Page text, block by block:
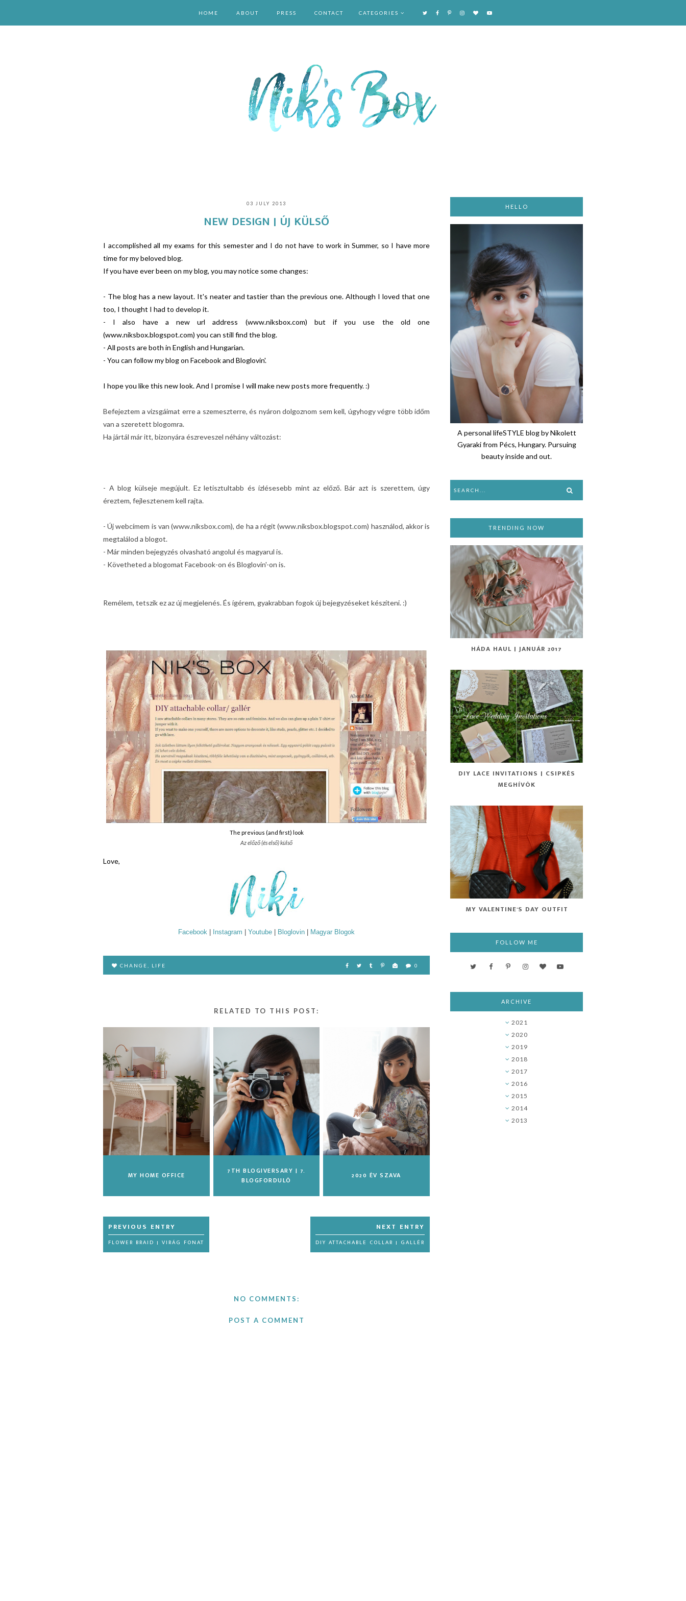
HOME ABOUT PRESS CONTACT CATEGORIES
03 JULY 2013
NEW DESIGN | ÚJ KÜLSŐ
I accomplished all my exams for this semester and I do not have to work in Summer, so I have more
time for my beloved blog.
If you have ever been on my blog, you may notice some changes:
- The blog has a new layout. It's neater and tastier than the previous one. Although I loved that one
too, I thought I had to develop it.
- I also have a new url address (www.niksbox.com) but if you use the old one
(www.niksbox.blogspot.com) you can still find the blog.
- All posts are both in English and Hungarian.
- You can follow my blog on Facebook and Bloglovin'.
I hope you like this new look. And I promise I will make new posts more frequently. :)
Befejeztem a vizsgáimat erre a szemeszterre, és nyáron dolgoznom sem kell, úgyhogy végre több időm
van a szeretett blogomra.
Ha jártál már itt, bizonyára észreveszel néhány változást:
- A blog külseje megújult. Ez letisztultabb és ízlésesebb mint az előző. Bár azt is szerettem, úgy
éreztem, fejlesztenem kell rajta.
- Új webcímem is van (www.niksbox.com), de ha a régit (www.niksbox.blogspot.com) használod, akkor is
megtalálod a blogot.
- Már minden bejegyzés olvasható angolul és magyarul is.
- Követheted a blogomat Facebook-on és Bloglovin'-on is.
Remélem, tetszik ez az új megjelenés. És ígérem, gyakrabban fogok új bejegyzéseket készíteni. :)
The previous (and first) look
Az előző (és első) külső
Love,
Facebook Instagram Youtube Bloglovin Magyar Blogok
CHANGE LIFE 0
RELATED TO THIS POST:
MY HOME OFFICE
7TH BLOGIVERSARY | 7.
BLOGFORDULÓ
2020 ÉV SZAVA
FLOWER BRAID | VIRÁG FONAT DIY ATTACHABLE COLLAR | GALLÉR
NO COMMENTS:
POST A COMMENT
HELLO
A personal lifeSTYLE blog by Nikolett
Gyaraki from Pécs, Hungary. Pursuing
beauty inside and out.
TRENDING NOW
HÁDA HAUL | JANUÁR 2017
DIY LACE INVITATIONS | CSIPKÉS
MEGHÍVÓK
MY VALENTINE'S DAY OUTFIT
FOLLOW ME
ARCHIVE
►2021
►2020
►2019
►2018
►2017
►2016
►2015
►2014
▼2013